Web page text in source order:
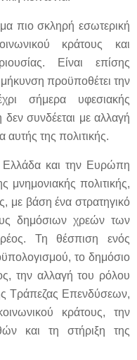
πιο σκληρή εσωτερική
κράτους και
Είναι επίσης
προϋποθέτει την
σήμερα υφεσιακής
δεν συνδέεται με αλλαγή
αυτής της πολιτικής.
Ελλάδα και την Ευρώπη
πολιτικής,
με βάση ένα στρατηγικό
δημόσιων χρεών των
Τη θέσπιση ενός
το δημόσιο
την αλλαγή του ρόλου
Τράπεζας Επενδύσεων,
κράτους, την
και τη στήριξη της